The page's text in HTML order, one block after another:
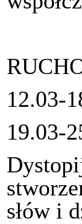
12.03-
19.03-
słów i